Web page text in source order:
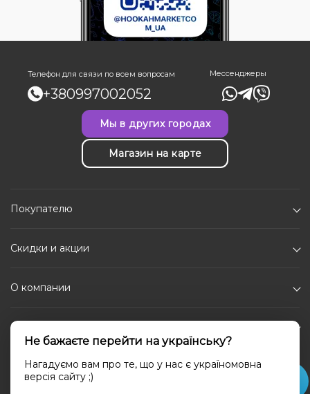
Телефон для связи по всем вопросам
+380997002052
Мессенджеры
Мы в других городах
Магазин на карте
Покупателю
Скидки и акции
О компании
Каталог
Социальные сети
Не бажаєте перейти на українську?
Нагадуємо вам про те, що у нас є україномовна
версія сайту ;)